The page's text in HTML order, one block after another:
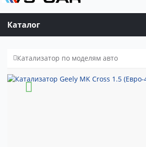
Каталог
Катализатор по моделям авто